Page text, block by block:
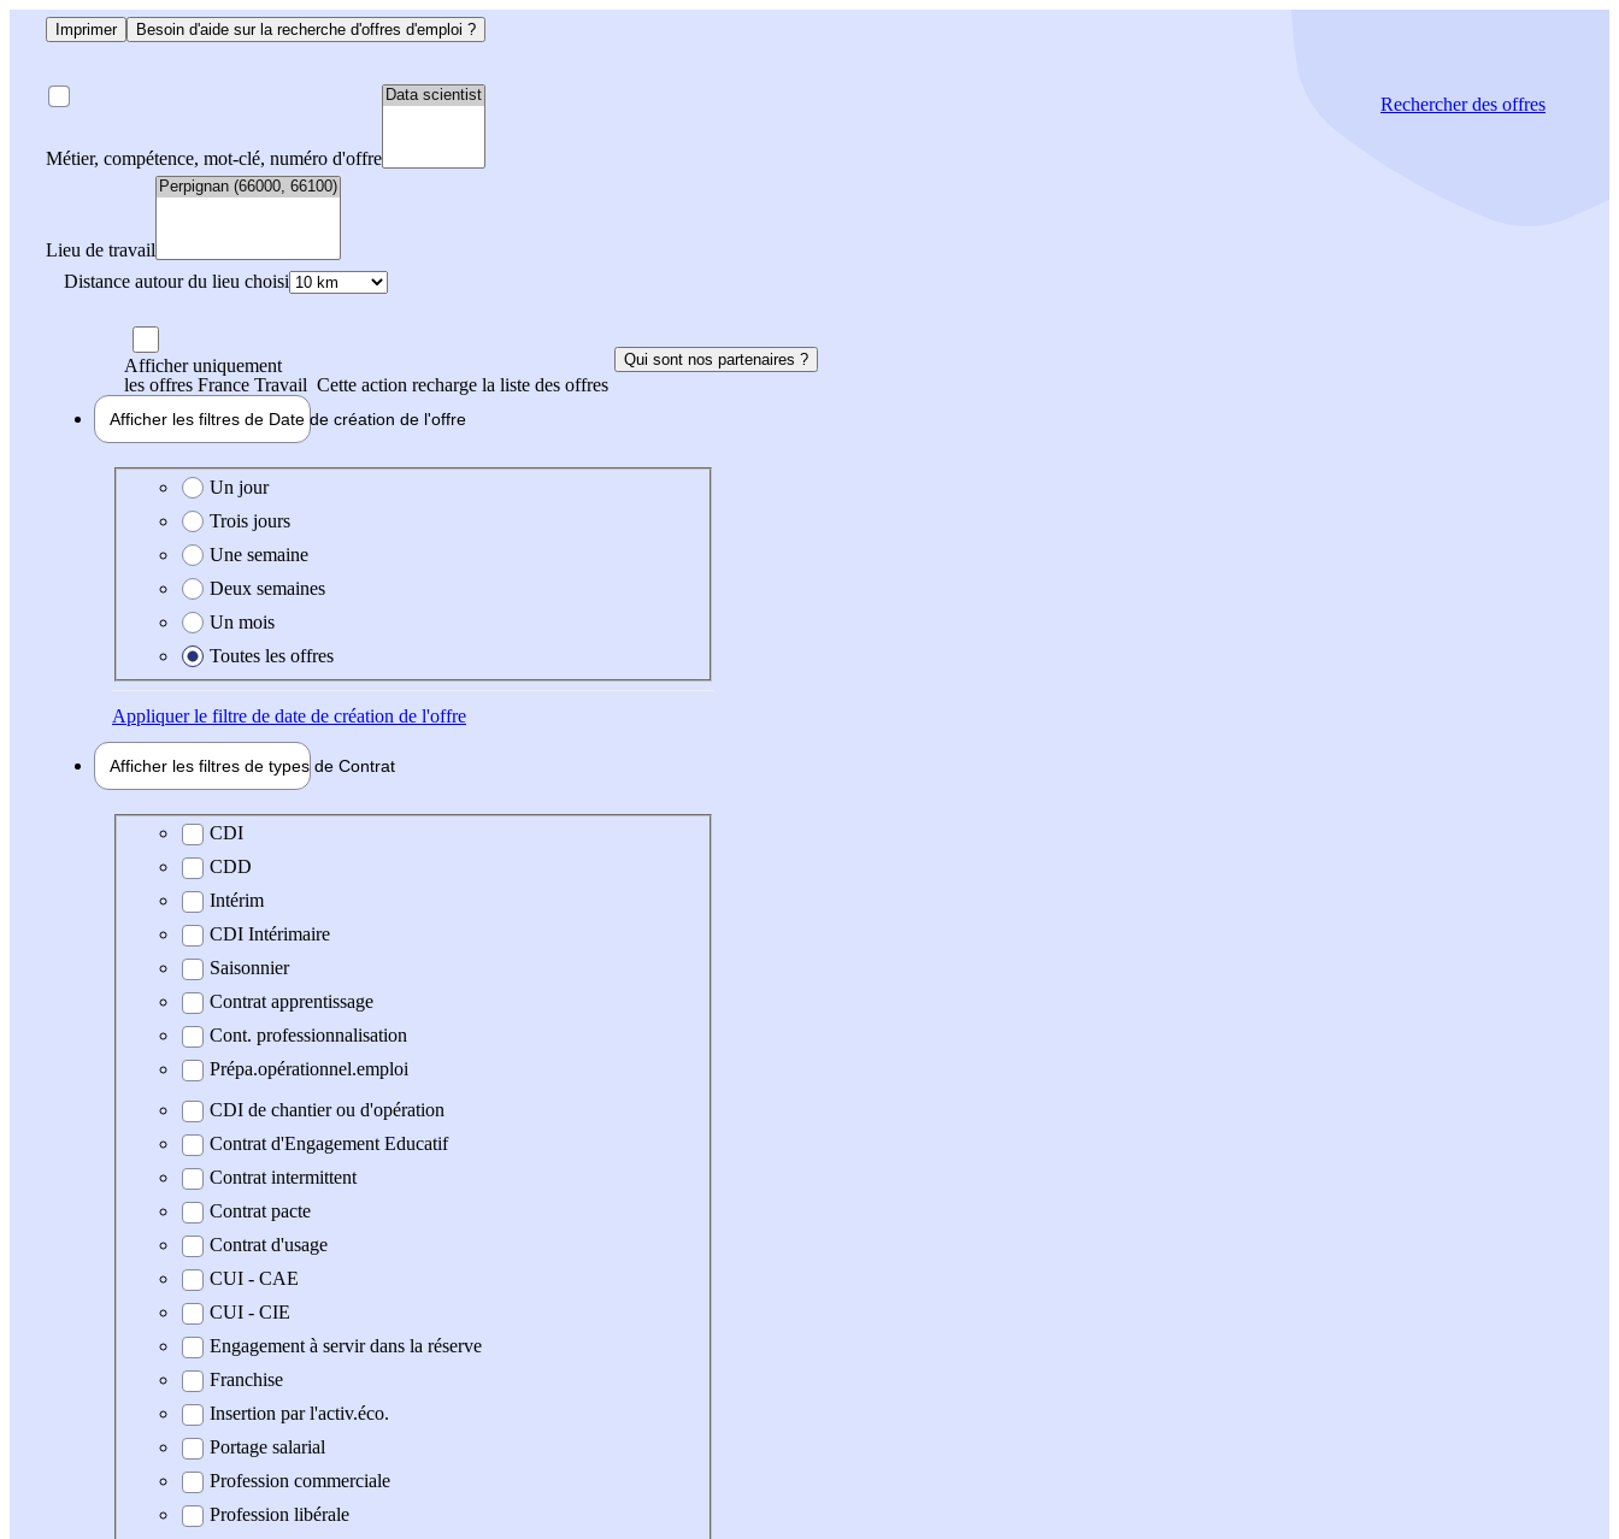
Imprimer Besoin d'aide sur la recherche d'offres d'emploi ?
Métier, compétence, mot-clé, numéro d'offre
Lieu de travail
Distance autour du lieu choisi
Rechercherdes offres
Afficher uniquement
les offres France Travail Cette action recharge la liste des offres
Qui sont nos partenaires ?
Afficher les filtres de Date de création de l'offre
Date de création de l'offre
Un jour
Trois jours
Une semaine
Deux semaines
Un mois
Toutes les offres
Appliquerle filtre de date de création de l'offre
Afficher les filtres de types de Contrat
Type de contrat
CDI
CDD
Intérim
CDI Intérimaire
Saisonnier
Contrat apprentissage
Cont. professionnalisation
Prépa.opérationnel.emploi
CDI de chantier ou d'opération
Contrat d'Engagement Educatif
Contrat intermittent
Contrat pacte
Contrat d'usage
CUI - CAE
CUI - CIE
Engagement à servir dans la réserve
Franchise
Insertion par l'activ.éco.
Portage salarial
Profession commerciale
Profession libérale